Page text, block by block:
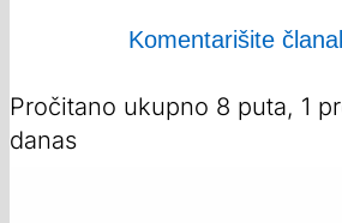
Komentarišite
Pročitano ukupno 8 puta, 1
danas